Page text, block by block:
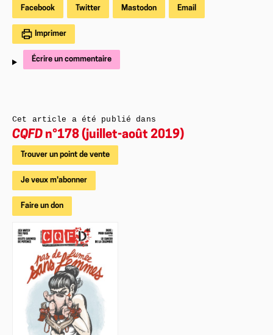
Facebook Twitter Mastodon Email
Imprimer
Écrire un commentaire
Cet article a été publié dans
CQFD n°178 (juillet-août 2019)
Trouver un point de vente
Je veux m'abonner
Faire un don